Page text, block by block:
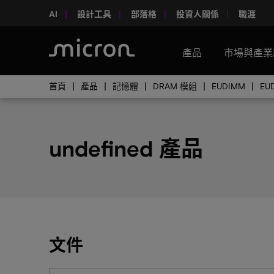
AI 設計工具 部落格 投資人關係 職涯
產品 市場與產
首頁 產品 記憶體 DRAM 模組 EUDIMM
undefined 產品
文件